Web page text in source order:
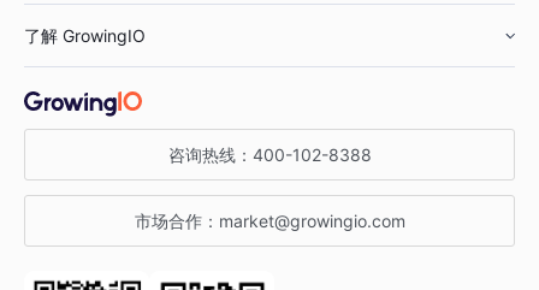
汽车行业
金融行业
智能运营
获客分析
增长公开课
增长博客
了解 GrowingIO
关于 GrowingIO
增长大会
咨询热线： 400-102-8388
市场合作： market@growingio.com